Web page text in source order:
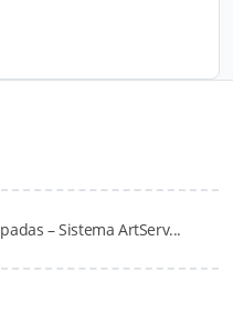
– Sistema ArtServ...
novo conceito de